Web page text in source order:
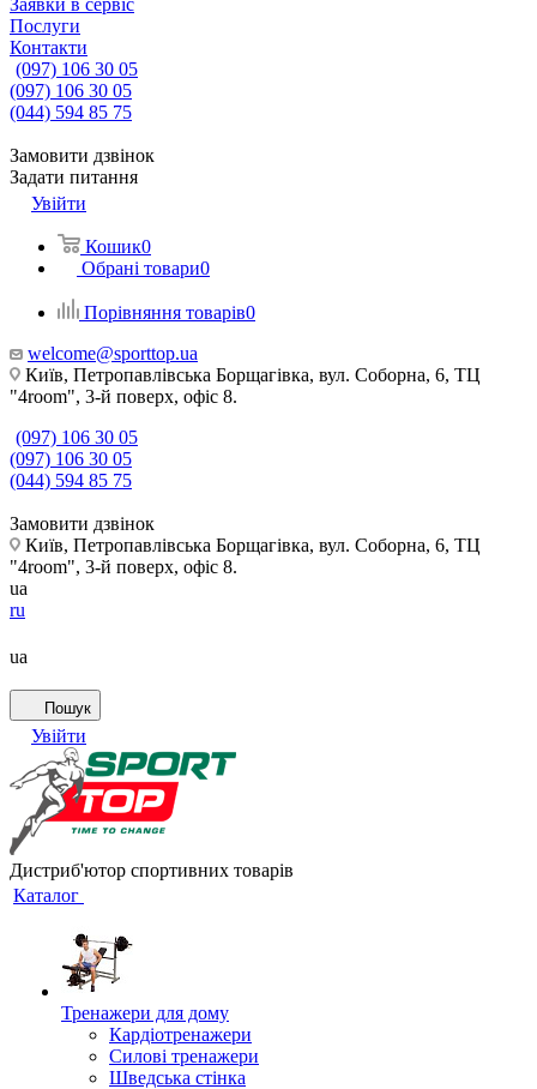
Заявки в сервіс
Послуги
Контакти
(097) 106 30 05
(097) 106 30 05
(044) 594 85 75
Замовити дзвінок
Задати питання
Увійти
Кошик0
Обрані товари0
Порівняння товарів0
welcome@sporttop.ua
Київ, Петропавлівська Борщагівка, вул. Соборна, 6, ТЦ
"4room", 3-й поверх, офіс 8.
(097) 106 30 05
(097) 106 30 05
(044) 594 85 75
Замовити дзвінок
Київ, Петропавлівська Борщагівка, вул. Соборна, 6, ТЦ
"4room", 3-й поверх, офіс 8.
ua
ru
ua
Пошук
Увійти
Дистриб'ютор спортивних товарів
Каталог
Тренажери для дому
Кардіотренажери
Силові тренажери
Шведська стінка